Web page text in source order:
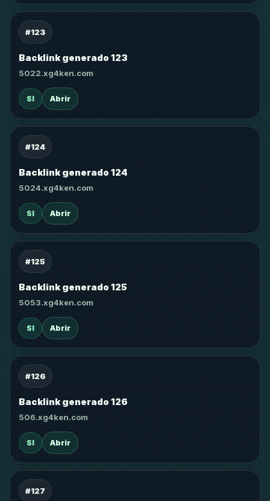
#123
Backlink generado 123
5022.xg4ken.com
SI Abrir
#124
Backlink generado 124
5024.xg4ken.com
SI Abrir
#125
Backlink generado 125
5053.xg4ken.com
SI Abrir
#126
Backlink generado 126
506.xg4ken.com
SI Abrir
#127